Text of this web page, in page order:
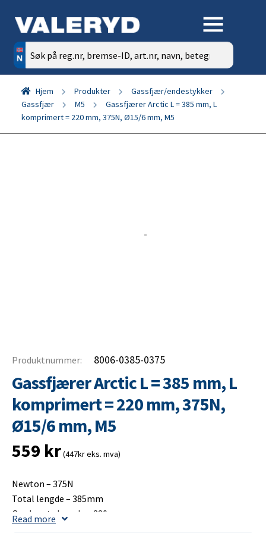
Søk
etter:
Hjem Produkter
Gassfjær/endestykker
Gassfjær
M5
Gassfjærer Arctic L = 385 mm, L
komprimert = 220 mm, 375N, Ø15/6 mm, M5
Produktnummer: 8006-0385-0375
Gassfjærer Arctic L = 385 mm, L
komprimert = 220 mm, 375N,
Ø15/6 mm, M5
559 kr(447kr eks. mva)
Newton – 375N
Total lengde – 385mm
Opplagets lengde – 220mm
Read more